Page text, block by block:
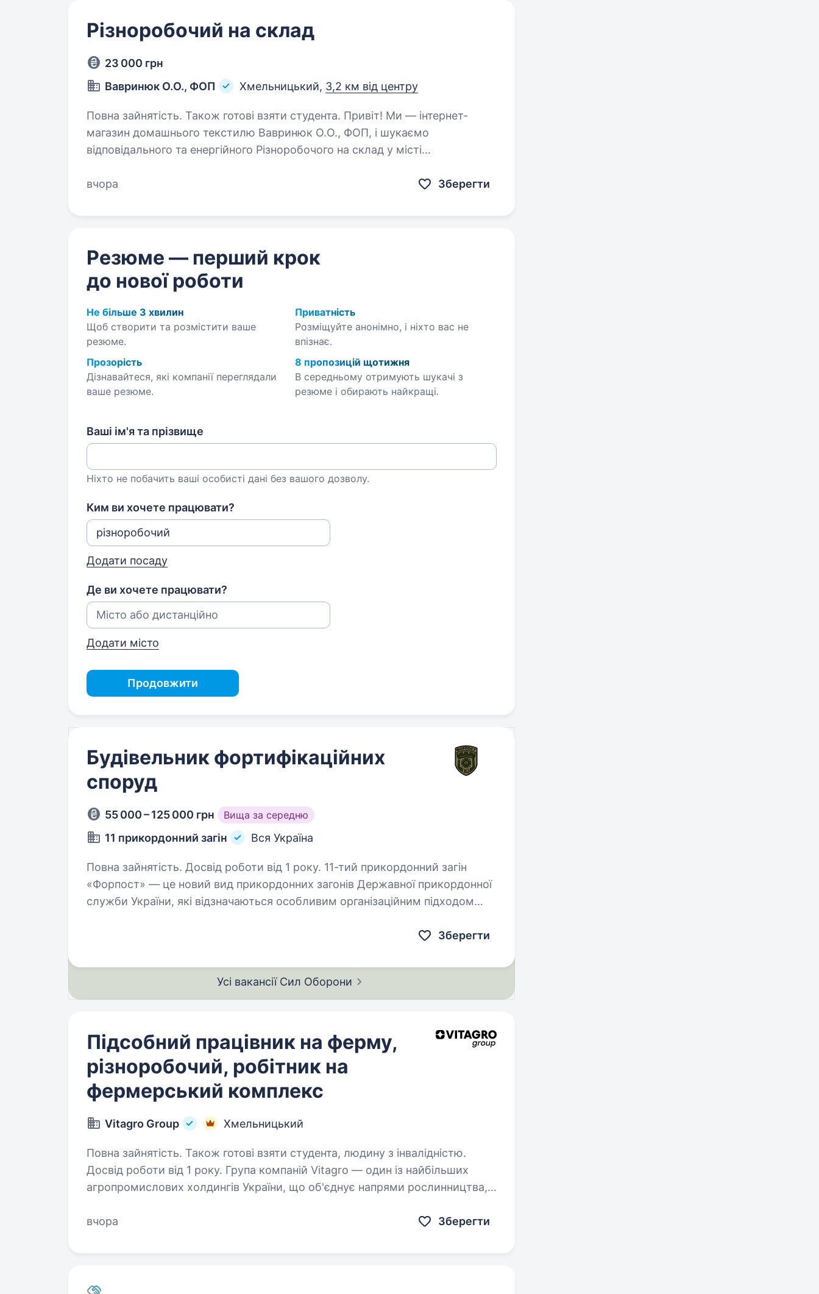
Різноробочий на склад
23 000 грн
Вавринюк О.О., ФОП
Хмельницький, 3,2 км від центру
Повна зайнятість. Також готові взяти студента. Привіт! Ми — інтернет-
магазин домашнього текстилю Вавринюк О.О., ФОП, і шукаємо
відповідального та енергійного Різноробочого на склад у місті
та розміщення…
вчора Зберегти
Резюме — перший крок
до нової роботи
Не більше 3 хвилин
Щоб створити та розмістити ваше
резюме.
Приватність
Розміщуйте анонімно, і ніхто вас не
впізнає.
Прозорість
Дізнавайтеся, які компанії переглядали
ваше резюме.
8 пропозицій щотижня
В середньому отримують шукачі з
резюме і обирають найкращі.
Ваші ім'я та прізвище
Ніхто не побачить ваші особисті дані без вашого дозволу.
Ким ви хочете працювати?
Додати посаду
Де ви хочете працювати?
Додати місто
Продовжити
Будівельник фортифікаційних
споруд
55 000 – 125 000 грн Вища за середню
11 прикордонний загін Вся Україна
Повна зайнятість. Досвід роботи від 1 року. 11-тий прикордонний загін
«Форпост» — це новий вид прикордонних загонів Державної прикордонної
служби України, які відзначаються особливим організаційним підходом
Зберегти
Усі вакансії Сил Оборони
Підсобний працівник на ферму,
різноробочий, робітник на
фермерський комплекс
Vitagro Group Хмельницький
Повна зайнятість. Також готові взяти студента, людину з інвалідністю.
Досвід роботи від 1 року. Група компаній Vitagro — один із найбільших
агропромислових холдингів України, що об'єднує напрями рослинництва,
цегельного виробництва, сонячної…
вчора Зберегти